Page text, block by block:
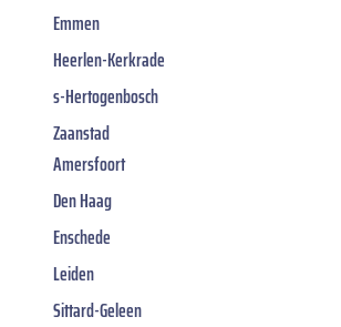
Emmen
Heerlen-Kerkrade
s-Hertogenbosch
Zaanstad
Amersfoort
Den Haag
Enschede
Leiden
Sittard-Geleen